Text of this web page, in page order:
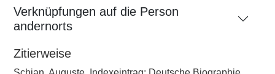
Verknüpfungen auf die Person
andernorts
Zitierweise